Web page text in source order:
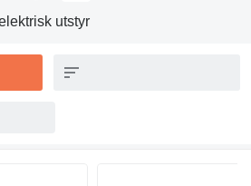
utstyr